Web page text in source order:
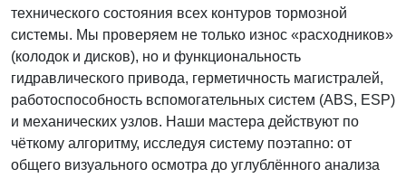
технического состояния всех контуров тормозной
системы. Мы проверяем не только износ «расходников»
(колодок и дисков), но и функциональность
гидравлического привода, герметичность магистралей,
работоспособность вспомогательных систем (ABS, ESP)
и механических узлов. Наши мастера действуют по
чёткому алгоритму, исследуя систему поэтапно: от
общего визуального осмотра до углублённого анализа